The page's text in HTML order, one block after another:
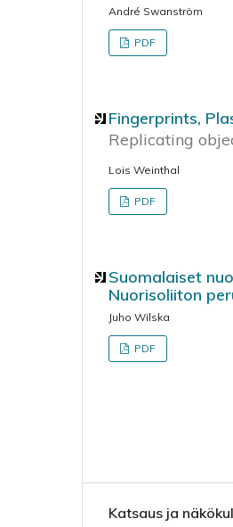
André Swanström
PDF
Fingerprints,
Replicating
Lois Weinthal
PDF
Suomalaiset
Nuorisoliiton
Juho Wilska
PDF
Katsaus ja